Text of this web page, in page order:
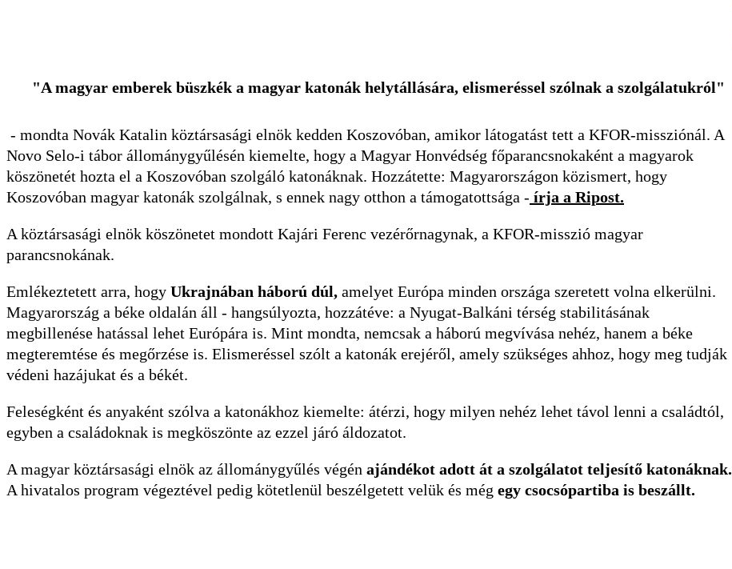
"A magyar emberek büszkék a magyar katonák helytállására, elismeréssel szólnak a szolgálatukról"
- mondta Novák Katalin köztársasági elnök kedden Koszovóban, amikor látogatást tett a KFOR-missziónál. A
Novo Selo-i tábor állománygyűlésén kiemelte, hogy a Magyar Honvédség főparancsnokaként a magyarok
köszönetét hozta el a Koszovóban szolgáló katonáknak. Hozzátette: Magyarországon közismert, hogy
Koszovóban magyar katonák szolgálnak, s ennek nagy otthon a támogatottsága - írja a Ripost.
A köztársasági elnök köszönetet mondott Kajári Ferenc vezérőrnagynak, a KFOR-misszió magyar
parancsnokának.
Emlékeztetett arra, hogy Ukrajnában háború dúl, amelyet Európa minden országa szeretett volna elkerülni.
Magyarország a béke oldalán áll - hangsúlyozta, hozzátéve: a Nyugat-Balkáni térség stabilitásának
megbillenése hatással lehet Európára is. Mint mondta, nemcsak a háború megvívása nehéz, hanem a béke
megteremtése és megőrzése is. Elismeréssel szólt a katonák erejéről, amely szükséges ahhoz, hogy meg tudják
védeni hazájukat és a békét.
Feleségként és anyaként szólva a katonákhoz kiemelte: átérzi, hogy milyen nehéz lehet távol lenni a családtól,
egyben a családoknak is megköszönte az ezzel járó áldozatot.
A magyar köztársasági elnök az állománygyűlés végén ajándékot adott át a szolgálatot teljesítő katonáknak.
A hivatalos program végeztével pedig kötetlenül beszélgetett velük és még egy csocsópartiba is beszállt.